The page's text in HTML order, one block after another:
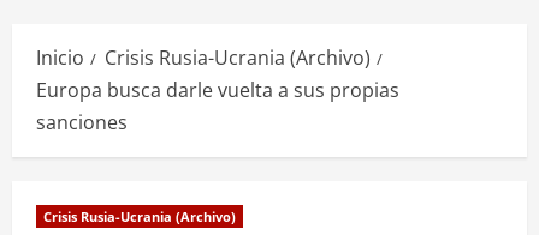
Inicio
Crisis Rusia-Ucrania (Archivo)
Europa busca darle vuelta a sus propias
sanciones
Crisis Rusia-Ucrania (Archivo)